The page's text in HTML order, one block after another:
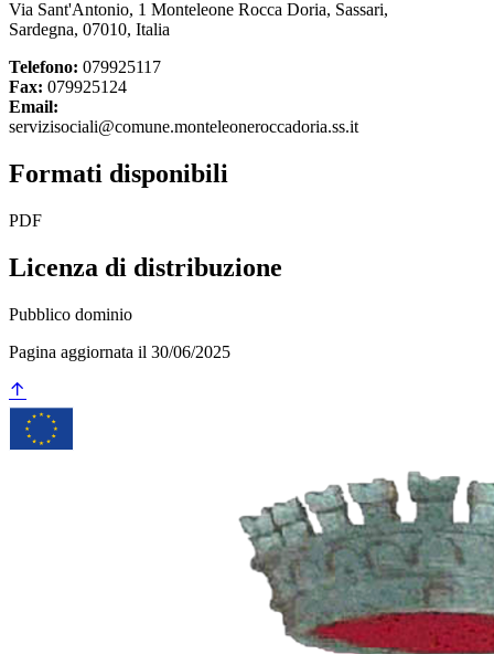
Via Sant'Antonio, 1 Monteleone Rocca Doria, Sassari,
Sardegna, 07010, Italia
Telefono: 079925117
Fax: 079925124
Email:
servizisociali@comune.monteleoneroccadoria.ss.it
Formati disponibili
PDF
Licenza di distribuzione
Pubblico dominio
Pagina aggiornata il 30/06/2025